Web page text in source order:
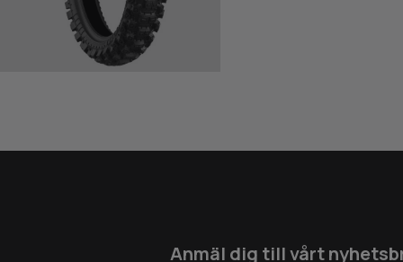
Anmäl dig till vårt